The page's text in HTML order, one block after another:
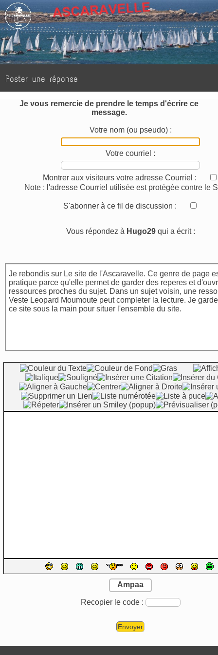
Poster une réponse
Je vous remercie de prendre le temps d'écrire ce
message.
Votre nom (ou pseudo) :
Votre courriel :
Montrer aux visiteurs votre adresse Courriel :
Note : l'adresse Courriel utilisée est protégée contre le
S'abonner à ce fil de discussion :
Vous répondez à Hugo29qui a écrit :
Je rebondis sur Le site de l'Ascaravelle. Ce genre de page
pratique parce qu'elle permet de garder des reperes et
ressources proches du sujet. Dans un sujet voisin, une
Veste Leopard Moumoute peut completer la lecture. Je
ce site sous la main pour situer l'ensemble du site.
Ampaa
Recopier le code :
Envoyer